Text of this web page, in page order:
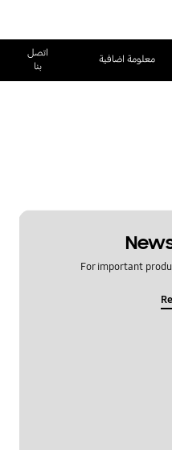
معلومة اضافية
اتصل
بنا
For important